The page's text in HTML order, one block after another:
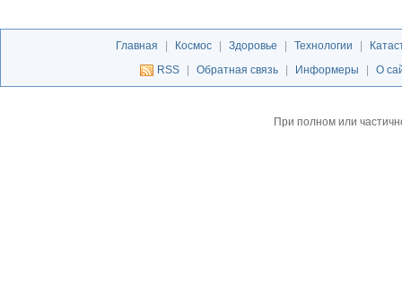
Главная | Космос | Здоровье | Технологии |
RSS
| Обратная связь | Информеры | О
При полном или